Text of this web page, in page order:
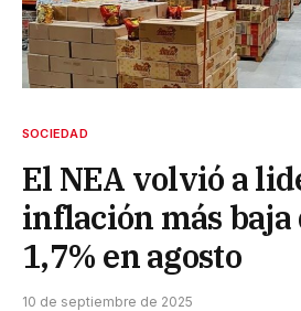
SOCIEDAD
El NEA volvió a
inflación más baja
1,7% en agosto
10 de septiembre de 2025